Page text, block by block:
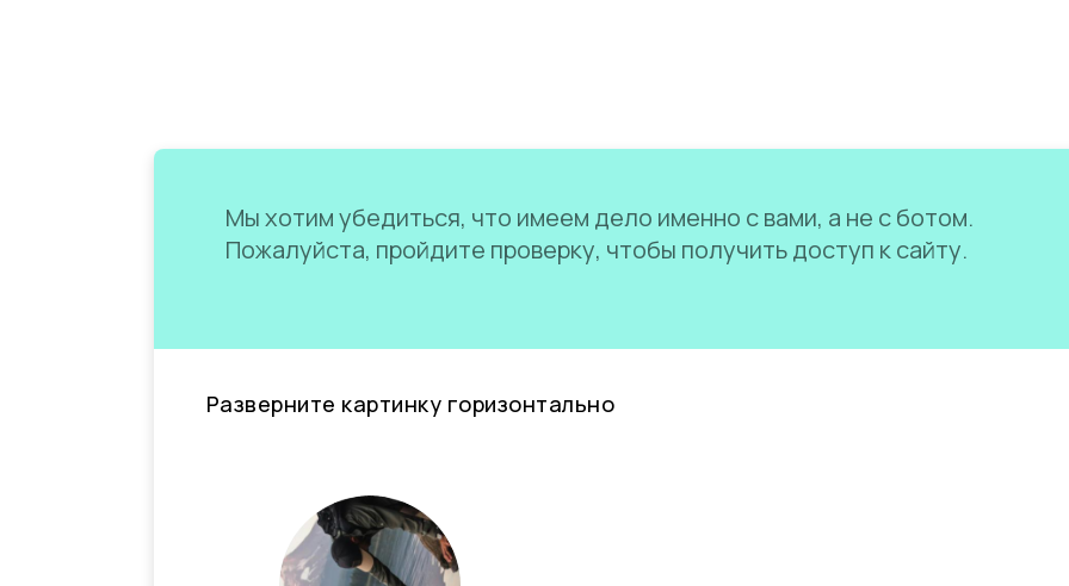
Мы хотим убедиться, что имеем дело именно с вами, а не с ботом.
Пожалуйста, пройдите проверку, чтобы получить доступ к сайту.
Разверните картинку горизонтально